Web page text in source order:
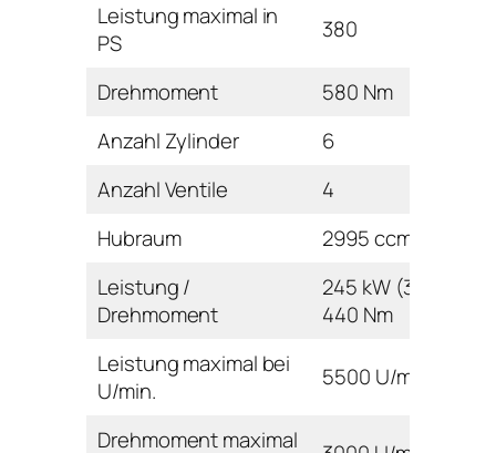
Leistung maximal in
PS
380
Drehmoment
580 Nm
Anzahl Zylinder
6
Anzahl Ventile
4
Hubraum
2995 ccm
Leistung /
Drehmoment
245 kW (333 PS) /
440 Nm
Leistung maximal bei
U/min.
5500 U/min
Drehmoment maximal